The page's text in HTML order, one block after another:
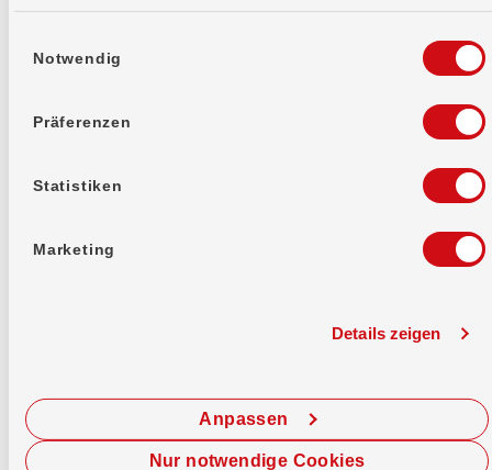
Notwendig
Präferenzen
Statistiken
Marketing
Details zeigen
Anpassen
Nur notwendige Cookies
Kontaktformular
Jetzt chatten